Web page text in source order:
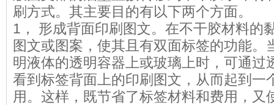
刷方式。其主要目的有以下两个方面。
1， 形成背面印刷图文。在不干胶材料的
图文或图案，使其且有双面标签的功能。
明液体的透明容器上或玻璃上时，可通过
看到标签背面上的印刷图文，从而起到一
用。这样，既节省了标签材料和费用，又